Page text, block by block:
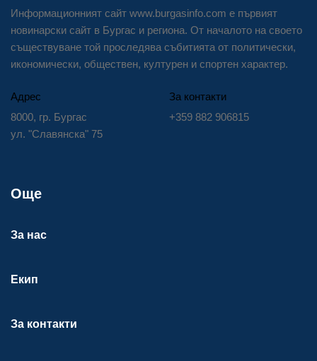
Информационният сайт www.burgasinfo.com е първият
новинарски сайт в Бургас и региона. От началото на своето
съществуване той проследява събитията от политически,
икономически, обществен, културен и спортен характер.
Адрес
8000, гр. Бургас
ул. "Славянска" 75
За контакти
+359 882 906815
Още
За нас
Екип
За контакти